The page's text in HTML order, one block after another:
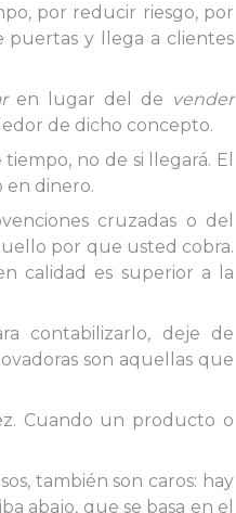
por reducir riesgo, por
puertas y llega a clientes
en lugar del de vender
de dicho concepto.
no de si llegará. El
en dinero.
cruzadas o del
por que usted cobra.
calidad es superior a la
contabilizarlo, deje de
son aquellas que
Cuando un producto o
también son caros: hay
abajo, que se basa en el